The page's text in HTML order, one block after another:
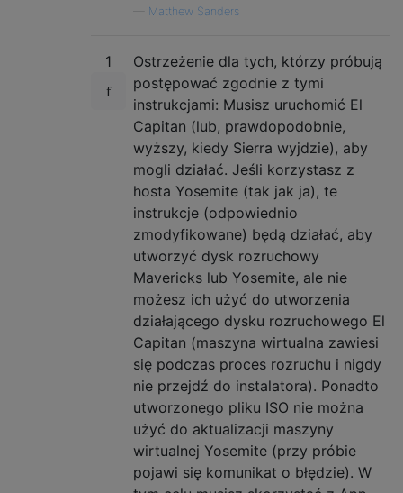
Matthew Sanders
1
Ostrzeżenie dla tych, którzy próbują
postępować zgodnie z tymi
instrukcjami: Musisz uruchomić El
Capitan (lub, prawdopodobnie,
wyższy, kiedy Sierra wyjdzie), aby
mogli działać. Jeśli korzystasz z
hosta Yosemite (tak jak ja), te
instrukcje (odpowiednio
zmodyfikowane) będą działać, aby
utworzyć dysk rozruchowy
Mavericks lub Yosemite, ale nie
możesz ich użyć do utworzenia
działającego dysku rozruchowego El
Capitan (maszyna wirtualna zawiesi
się podczas proces rozruchu i nigdy
nie przejdź do instalatora). Ponadto
utworzonego pliku ISO nie można
użyć do aktualizacji maszyny
wirtualnej Yosemite (przy próbie
pojawi się komunikat o błędzie). W